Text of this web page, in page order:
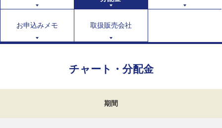
お申込みメモ 取扱販売会社
チャート・分配金
期間